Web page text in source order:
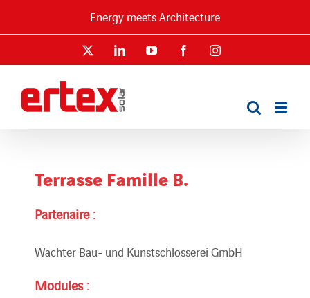
Energy meets Architecture
LinkedInYouTube FacebookInstagram
Terrasse Famille B.
Partenaire :
Wachter Bau- und Kunstschlosserei GmbH
Modules :